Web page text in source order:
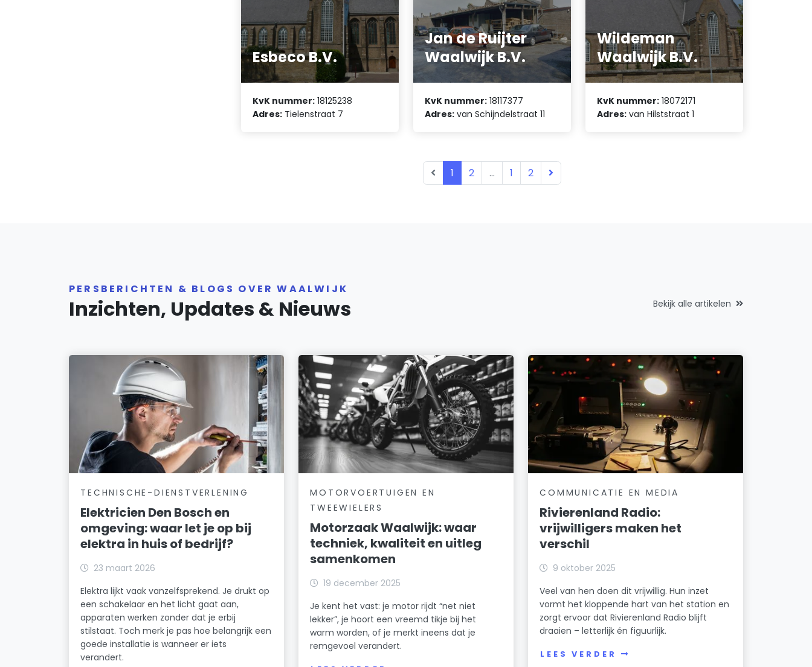
Esbeco B.V.
KvK nummer: 18125238
Adres: Tielenstraat 7
Jan de Ruijter
Waalwijk B.V.
KvK nummer: 18117377
Adres: van Schijndelstraat 11
Wildeman
Waalwijk B.V.
KvK nummer: 18072171
Adres: van Hilststraat 1
1 2 ... 1 2
PERSBERICHTEN & BLOGS OVER WAALWIJK
Inzichten, Updates & Nieuws Bekijk alle artikelen
TECHNISCHE-DIENSTVERLENING
Elektricien Den Bosch en
omgeving: waar let je op bij
elektra in huis of bedrijf?
23 maart 2026
Elektra lijkt vaak vanzelfsprekend. Je drukt op
een schakelaar en het licht gaat aan,
apparaten werken zonder dat je erbij
stilstaat. Toch merk je pas hoe belangrijk een
goede installatie is wanneer er iets
verandert.
MOTORVOERTUIGEN EN
TWEEWIELERS
Motorzaak Waalwijk: waar
techniek, kwaliteit en uitleg
samenkomen
19 december 2025
Je kent het vast: je motor rijdt “net niet
lekker”, je hoort een vreemd tikje bij het
warm worden, of je merkt ineens dat je
remgevoel verandert.
COMMUNICATIE EN MEDIA
Rivierenland Radio:
vrijwilligers maken het
verschil
9 oktober 2025
Veel van hen doen dit vrijwillig. Hun inzet
vormt het kloppende hart van het station en
zorgt ervoor dat Rivierenland Radio blijft
draaien – letterlijk én figuurlijk.
LEES VERDER